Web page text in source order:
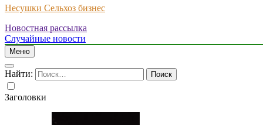
Несушки Сельхоз бизнес
Новостная рассылка
Случайные новости
Меню
Найти:
Заголовки